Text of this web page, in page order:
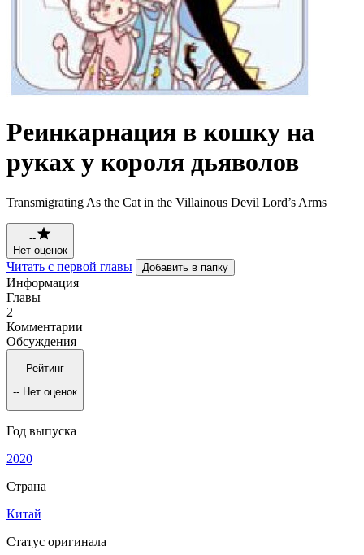
Реинкарнация в кошку на
руках у короля дьяволов
Transmigrating As the Cat in the Villainous Devil Lord’s Arms
--
Нет оценок
Читать с первой главы Добавить в папку
Информация
Главы
2
Комментарии
Обсуждения
Рейтинг
-- Нет оценок
Год выпуска
2020
Страна
Китай
Статус оригинала